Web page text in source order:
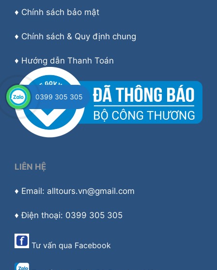
♦ Chính sách bảo mật
♦ Chính sách & Quy định chung
♦ Hướng dẫn Thanh Toán
LIÊN HỆ
♦ Email: alltours.vn@gmail.com
♦ Điện thoại: 0399 305 305
Tư vấn qua Facebook
0399 305 305